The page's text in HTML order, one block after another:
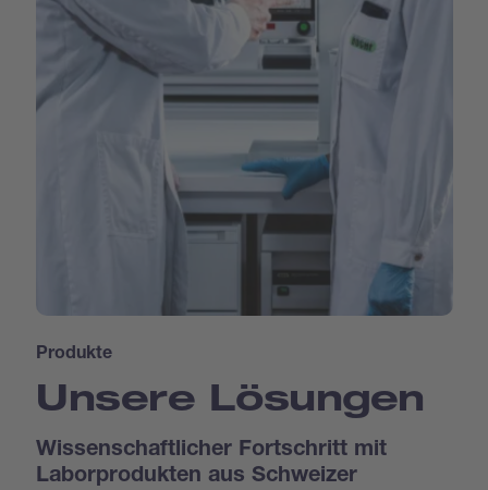
Produkte
Unsere Lösungen
Wissenschaftlicher Fortschritt mit
Laborprodukten aus Schweizer